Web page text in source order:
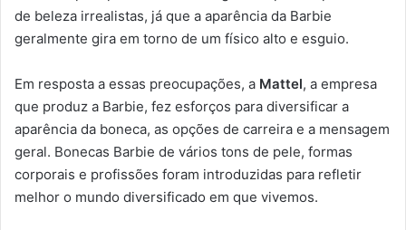
de beleza irrealistas, já que a aparência da Barbie
geralmente gira em torno de um físico alto e esguio.
Em resposta a essas preocupações, a Mattel, a empresa
que produz a Barbie, fez esforços para diversificar a
aparência da boneca, as opções de carreira e a mensagem
geral. Bonecas Barbie de vários tons de pele, formas
corporais e profissões foram introduzidas para refletir
melhor o mundo diversificado em que vivemos.